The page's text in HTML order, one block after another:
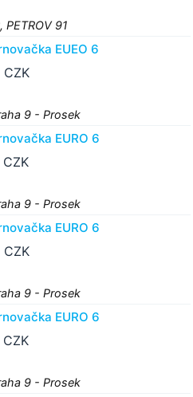
PETROV 91
EUEO 6
9 - Prosek
EURO 6
9 - Prosek
EURO 6
9 - Prosek
EURO 6
9 - Prosek